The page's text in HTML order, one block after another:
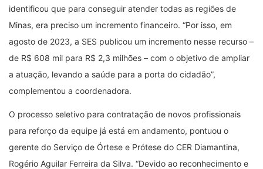
identificou que para conseguir atender todas as regiões de
Minas, era preciso um incremento financeiro. “Por isso, em
agosto de 2023, a SES publicou um incremento nesse recurso –
de R$ 608 mil para R$ 2,3 milhões – com o objetivo de ampliar
a atuação, levando a saúde para a porta do cidadão”,
complementou a coordenadora.
O processo seletivo para contratação de novos profissionais
para reforço da equipe já está em andamento, pontuou o
gerente do Serviço de Órtese e Prótese do CER Diamantina,
Rogério Aguilar Ferreira da Silva. “Devido ao reconhecimento e